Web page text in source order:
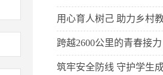
用心育人树己 助力乡村
跨越2600公里的青春接
筑牢安全防线 守护学生